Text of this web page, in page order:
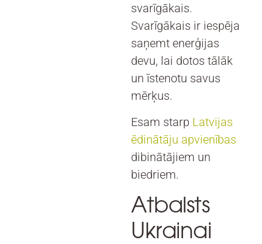
svarīgākais.
Svarīgākais ir iespēja
saņemt enerģijas
devu, lai dotos tālāk
un īstenotu savus
mērķus.
Esam starp Latvijas
ēdinātāju apvienības
dibinātājiem un
biedriem.
Atbalsts
Ukrainai